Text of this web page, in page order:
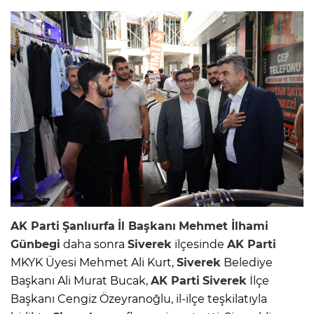
AK Parti Şanlıurfa İl Başkanı Mehmet İlhami
Günbegi daha sonra Siverek ilçesinde AK Parti
MKYK Üyesi Mehmet Ali Kurt, Siverek Belediye
Başkanı Ali Murat Bucak, AK Parti Siverek İlçe
Başkanı Cengiz Özeyranoğlu, il-ilçe teşkilatıyla